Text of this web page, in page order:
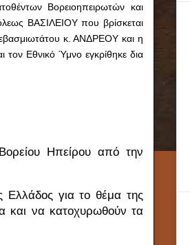
Βορειοηπειρωτών και
ΒΑΣΙΛΕΙΟΥ που βρίσκεται
κ. ΑΝΔΡΕΟΥ και η
τον Εθνικό Ύμνο εγκρίθηκε δια
Ηπείρου από την
Ελλάδος για το θέμα της
και να κατοχυρωθούν τα